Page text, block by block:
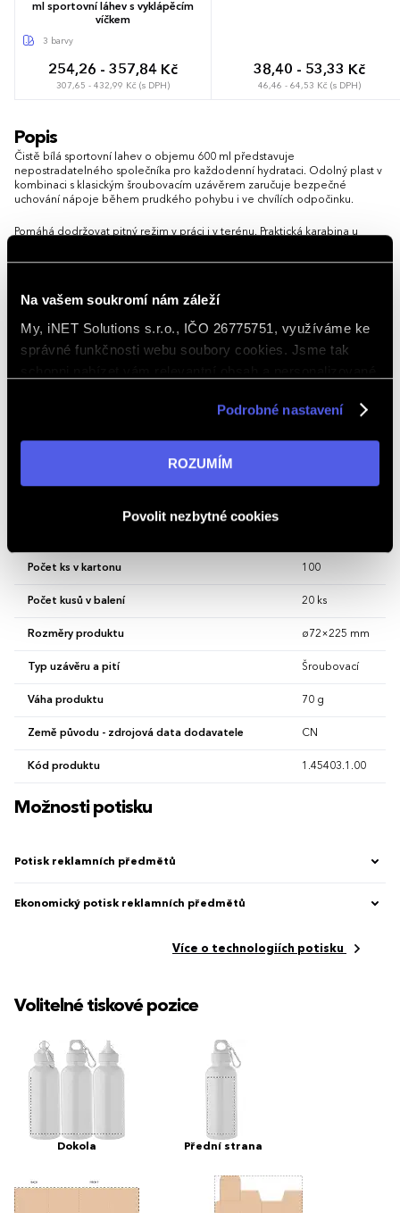
Na vašem soukromí nám záleží
My, iNET Solutions s.r.o., IČO 26775751, využíváme ke
správné funkčnosti webu soubory cookies. Jsme tak
v reklamní síti na ostatních webech. Kliknutím na tlačítko
informací navštivte naši stránkuzásadách ochrany
Podrobné nastavení
ROZUMÍM
Povolit nezbytné cookies
ml sportovní láhev s vyklápěcím
víčkem
3 barvy
254,26 - 357,84 Kč
307,65 - 432,99 Kč (s DPH)
38,40 - 53,33 Kč
46,46 - 64,53 Kč (s DPH)
Popis
Čistě bílá sportovní lahev o objemu 600 ml představuje
nepostradatelného společníka pro každodenní hydrataci. Odolný plast v
kombinaci s klasickým šroubovacím uzávěrem zaručuje bezpečné
uchování nápoje během prudkého pohybu i ve chvílích odpočinku.
Pomáhá dodržovat pitný režim v práci i v terénu. Praktická karabina u
uvnitř a zajišťuje okamžitý přístup k osvěžení.
Možnost brandingu:
Produkt lze opatřit potiskem dle vašich
požadavků. Rádi vám doporučíme nejvhodnější technologii potisku s
ohledem na design i váš rozpočet.
Vlastnosti
Minimální množství pro objednání (MOQ)
Počet ks v kartonu 100
Počet kusů v balení 20 ks
Rozměry produktu ø72×225 mm
Typ uzávěru a pití Šroubovací
Váha produktu 70 g
Země původu - zdrojová data dodavatele CN
Kód produktu 1.45403.1.00
Možnosti potisku
Potisk reklamních předmětů
Ekonomický potisk reklamních předmětů
Více o technologiích potisku
Volitelné tiskové pozice
Dokola Přední strana